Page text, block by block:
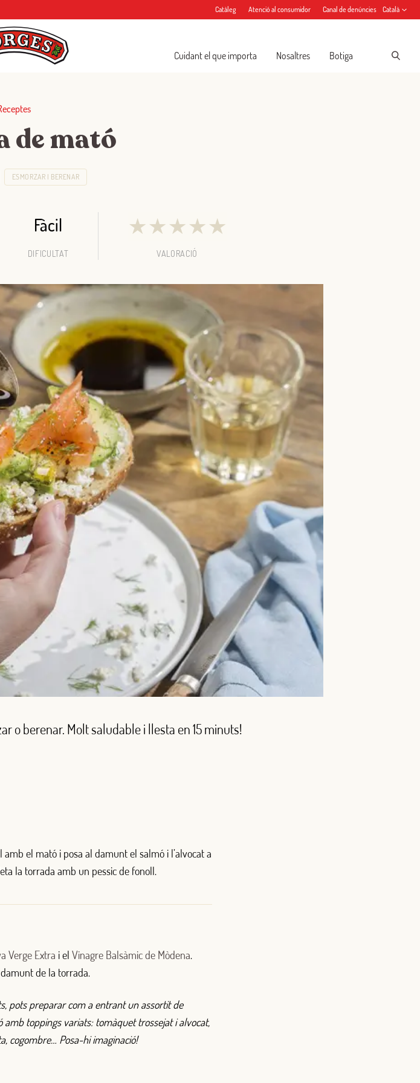
Catàleg Atenció al consumidor Canal de denúncies Català
Cuidant el que importa Nosaltres Botiga
de mató
ESMORZAR I BERENAR
Fàcil
DIFICULTAT
★★★★★
VALORACIÓ
o berenar. Molt saludable i llesta en 15 minuts!
amb el mató i posa al damunt el salmó i l’alvocat a
la torrada amb un pessic de fonoll.
Verge Extra i el Vinagre Balsàmic de Mòdena.
de la torrada.
pots preparar com a entrant un assortit de
amb toppings variats: tomàquet trossejat i alvocat,
cogombre… Posa-hi imaginació!
amb Facebook
DE CORREU ELECTRÒNIC